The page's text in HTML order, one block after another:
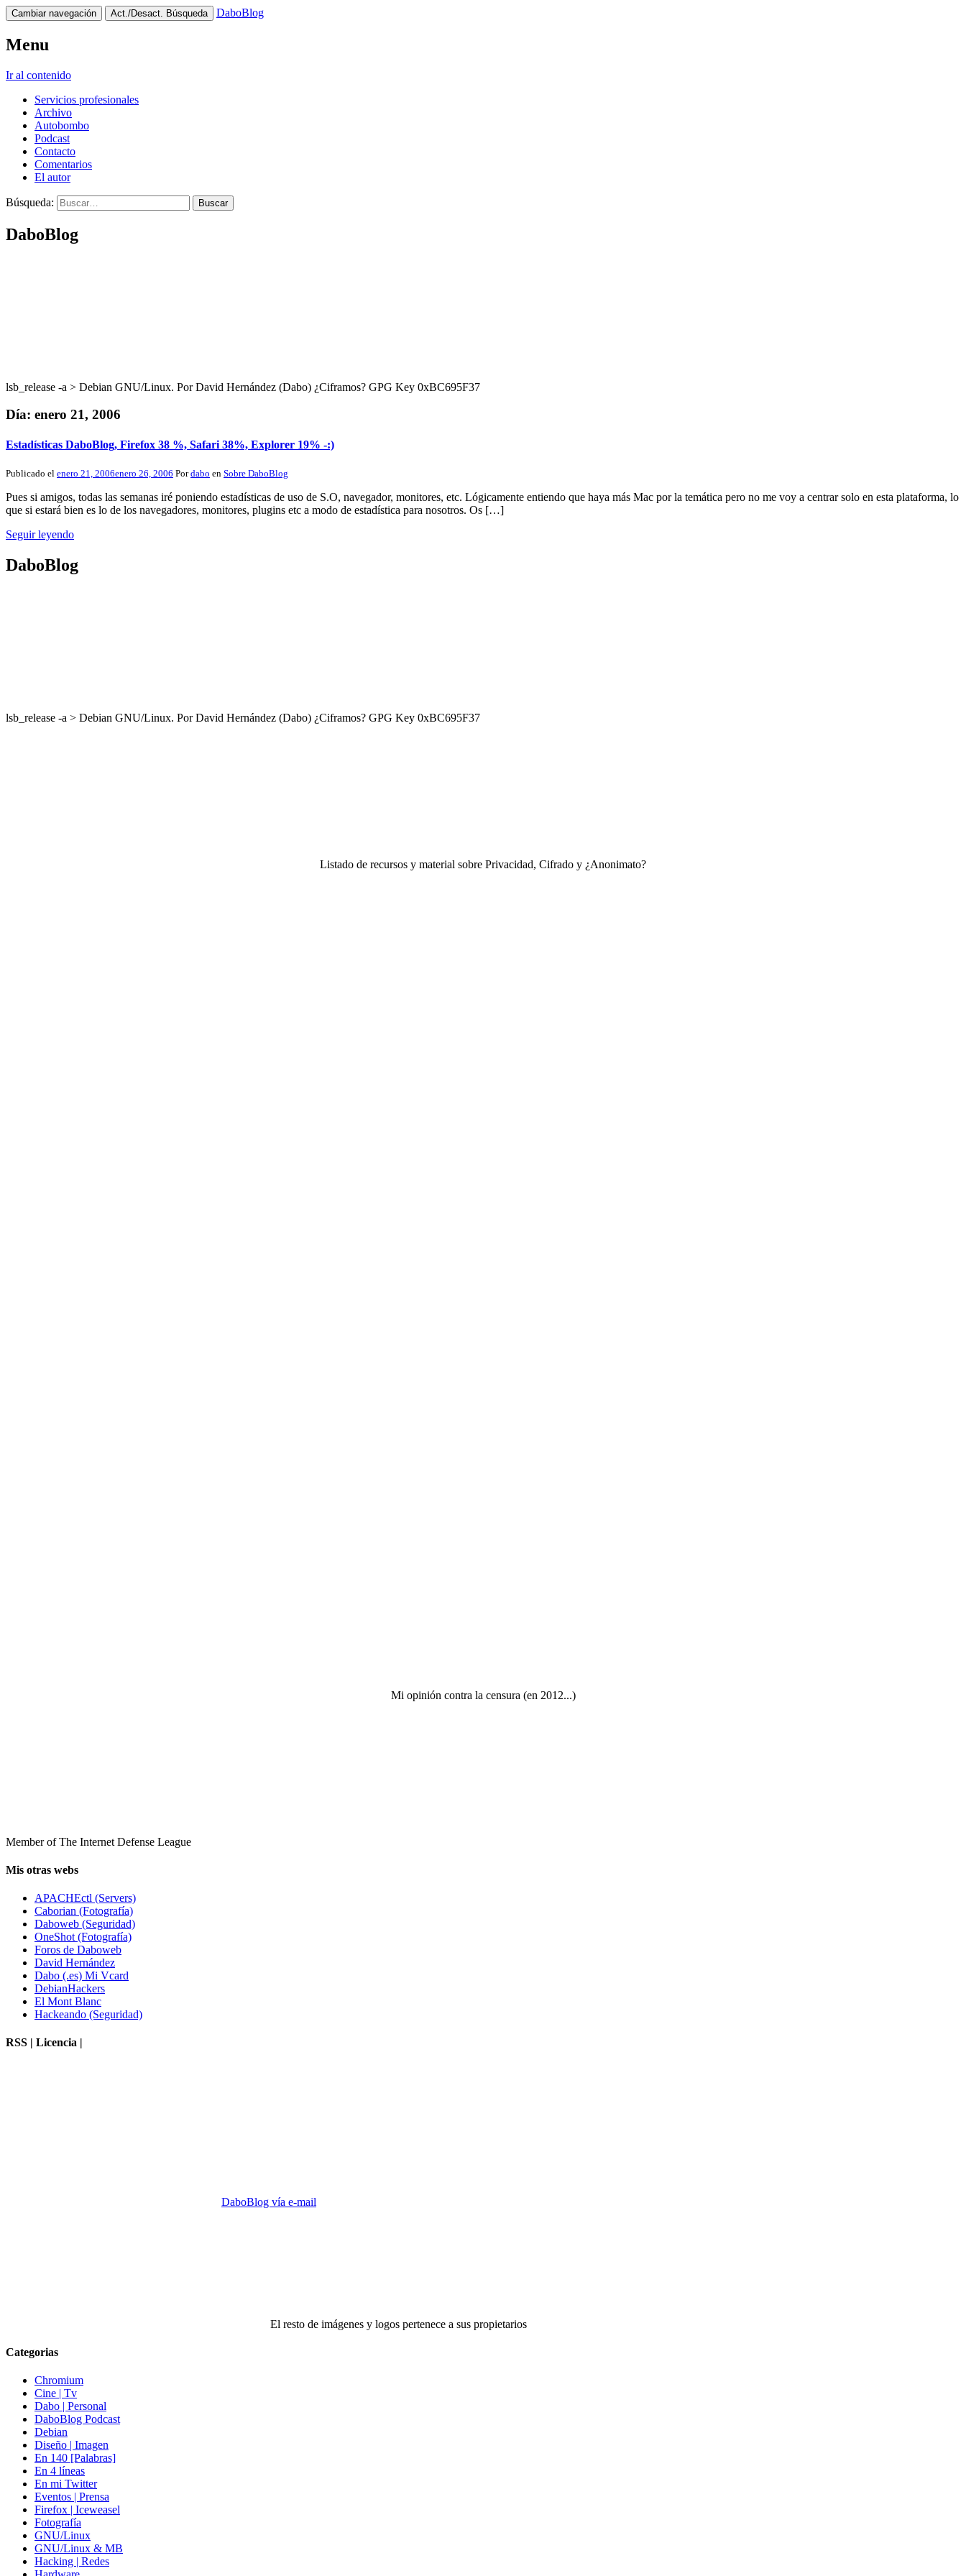
Cambiar navegación Act./Desact. Búsqueda DaboBlog
Menu
Ir al contenido
Servicios profesionales
Archivo
Autobombo
Podcast
Contacto
Comentarios
El autor
Búsqueda:
DaboBlog
lsb_release -a > Debian GNU/Linux. Por David Hernández (Dabo) ¿Ciframos? GPG Key 0xBC695F37
Día: enero 21, 2006
Estadísticas DaboBlog, Firefox 38 %, Safari 38%, Explorer 19% -:)
Publicado el enero 21, 2006enero 26, 2006 Pordabo en Sobre DaboBlog
Pues si amigos, todas las semanas iré poniendo estadísticas de uso de S.O, navegador, monitores, etc. Lógicamente entiendo que haya más Mac por la temática pero no me voy a centrar solo en esta plataforma, lo
que si estará bien es lo de los navegadores, monitores, plugins etc a modo de estadística para nosotros. Os […]
Seguir leyendo
DaboBlog
lsb_release -a > Debian GNU/Linux. Por David Hernández (Dabo) ¿Ciframos? GPG Key 0xBC695F37
Listado de recursos y material sobre Privacidad, Cifrado y ¿Anonimato?
Mi opinión contra la censura (en 2012...)
Member of The Internet Defense League
Mis otras webs
APACHEctl (Servers)
Caborian (Fotografía)
Daboweb (Seguridad)
OneShot (Fotografía)
Foros de Daboweb
David Hernández
Dabo (.es) Mi Vcard
DebianHackers
El Mont Blanc
Hackeando (Seguridad)
RSS | Licencia |
DaboBlog vía e-mail
El resto de imágenes y logos pertenece a sus propietarios
Categorias
Chromium
Cine | Tv
Dabo | Personal
DaboBlog Podcast
Debian
Diseño | Imagen
En 140 [Palabras]
En 4 líneas
En mi Twitter
Eventos | Prensa
Firefox | Iceweasel
Fotografía
GNU/Linux
GNU/Linux & MB
Hacking | Redes